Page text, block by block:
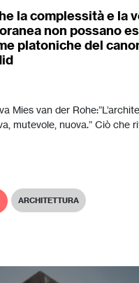
la complessità e la
non possano
platoniche del
Mies van der
mutevole, nuova.” Ciò che
ARCHITETTURA